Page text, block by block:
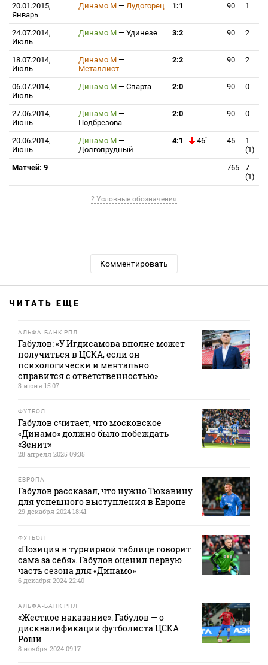
20.01.2015,
Январь
Динамо М — Лудогорец 1:1 90 1
24.07.2014,
Июль
Динамо М — Удинезе 3:2 90 2
18.07.2014,
Июль
Динамо М —
Металлист
2:2 90 2
06.07.2014,
Июль
Динамо М — Спарта 2:0 90 0
27.06.2014,
Июнь
Динамо М —
Подбрезова
2:0 90 0
20.06.2014,
Июнь
Динамо М —
Долгопрудный
4:1 46` 45
1
(1)
Матчей: 9
765
7
(1)
? Условные обозначения
Комментировать
ЧИТАТЬ ЕЩЕ
АЛЬФА-БАНК РПЛ
Габулов: «У Игдисамова вполне может
получиться в ЦСКА, если он
психологически и ментально
справится с ответственностью»
3 июня 15:07
ФУТБОЛ
Габулов считает, что московское
«Динамо» должно было побеждать
«Зенит»
28 апреля 2025 09:35
ЕВРОПА
Габулов рассказал, что нужно Тюкавину
для успешного выступления в Европе
29 декабря 2024 18:41
ФУТБОЛ
«Позиция в турнирной таблице говорит
сама за себя». Габулов оценил первую
часть сезона для «Динамо»
6 декабря 2024 22:40
АЛЬФА-БАНК РПЛ
«Жесткое наказание». Габулов — о
дисквалификации футболиста ЦСКА
Роши
8 ноября 2024 09:17